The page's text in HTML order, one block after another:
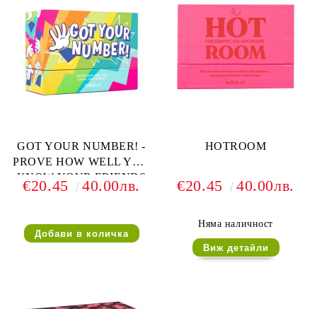
GOT YOUR NUMBER! -
PROVE HOW WELL YOU
KNOW YOUR FRIENDS
€20.45 40.00лв.
HOTROOM
€20.45 40.00лв.
Няма наличност
Виж детайли